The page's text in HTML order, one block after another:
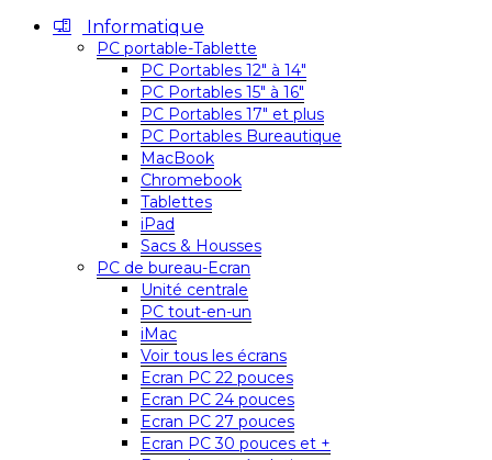
Informatique
PC portable-Tablette
PC Portables 12″ à 14″
PC Portables 15″ à 16″
PC Portables 17″ et plus
PC Portables Bureautique
MacBook
Chromebook
Tablettes
iPad
Sacs & Housses
PC de bureau-Ecran
Unité centrale
PC tout-en-un
iMac
Voir tous les écrans
Ecran PC 22 pouces
Ecran PC 24 pouces
Ecran PC 27 pouces
Ecran PC 30 pouces et +